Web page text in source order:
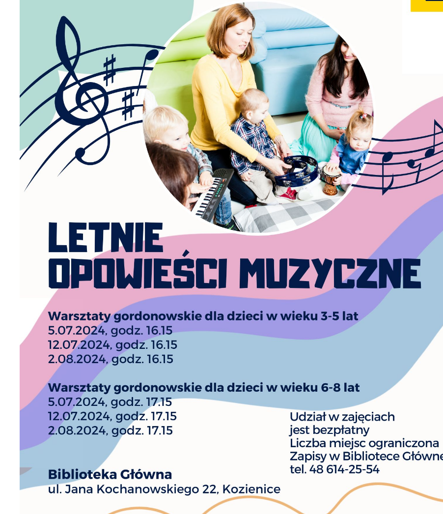
Ustawienia
Szanujemy Twoją prywatność. Możesz zmienić ustawienia cookies lub zaakceptować je
wszystkie. W dowolnym momencie możesz dokonać zmiany swoich ustawień.
Niezbędne
Niezbędne pliki cookies służą do prawidłowego funkcjonowania strony internetowej i
umożliwiają Ci komfortowe korzystanie z oferowanych przez nas usług.
Pliki cookies odpowiadają na podejmowane przez Ciebie działania w celu m.in. dostosowania
Twoich ustawień preferencji prywatności, logowania czy wypełniania formularzy. Dzięki plikom
cookies strona, z której korzystasz, może działać bez zakłóceń.
Zapoznaj się z POLITYKĄ PRYWATNOŚCI I PLIKÓW COOKIES.
Funkcjonalne i personalizacyjne
Tego typu pliki cookies umożliwiają stronie internetowej zapamiętanie wprowadzonych przez
Ciebie ustawień oraz personalizację określonych funkcjonalności czy prezentowanych treści.
Dzięki tym plikom cookies możemy zapewnić Ci większy komfort korzystania z funkcjonalności
naszej strony poprzez dopasowanie jej do Twoich indywidualnych preferencji. Wyrażenie
zgody na funkcjonalne i personalizacyjne pliki cookies gwarantuje dostępność większej ilości
Analityczne pliki cookies pomagają nam rozwijać się i dostosowywać do Twoich potrzeb.
Cookies analityczne pozwalają na uzyskanie informacji w zakresie wykorzystywania witryny
internetowej, miejsca oraz częstotliwości, z jaką odwiedzane są nasze serwisy www. Dane
pozwalają nam na ocenę naszych serwisów internetowych pod względem ich popularności
wśród użytkowników. Zgromadzone informacje są przetwarzane w formie zanonimizowanej.
Wyrażenie zgody na analityczne pliki cookies gwarantuje dostępność wszystkich
Więcej
Dzięki reklamowym plikom cookies prezentujemy Ci najciekawsze informacje i aktualności na
Promocyjne pliki cookies służą do prezentowania Ci naszych komunikatów na podstawie
analizy Twoich upodobań oraz Twoich zwyczajów dotyczących przeglądanej witryny
internetowej. Treści promocyjne mogą pojawić się na stronach podmiotów trzecich lub firm
będących naszymi partnerami oraz innych dostawców usług. Firmy te działają w charakterze
pośredników prezentujących nasze treści w postaci wiadomości, ofert, komunikatów mediów
ZAPISZ WYBRANE
ZEZWÓL NA WSZYSTKIE